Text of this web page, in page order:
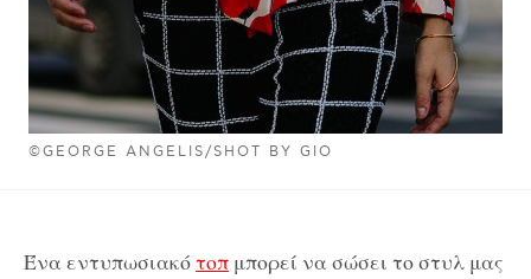
©GEORGE ANGELIS/SHOT BY GIO
Ένα εντυπωσιακότοπ μπορεί να σώσει το στυλ μας